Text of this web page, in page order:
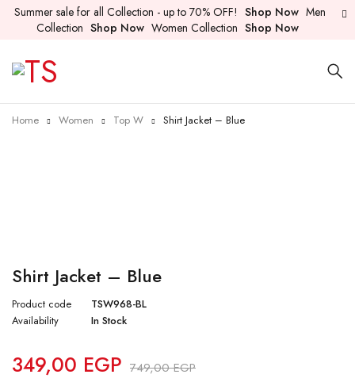
Summer sale for all Collection - up to 70% OFF! Shop Now Men
Collection Shop Now Women Collection Shop Now
Home Women Top W Shirt Jacket – Blue
Shirt Jacket – Blue
Product code
TSW968-BL
Availability
In Stock
749,00EGP
349,00 EGP